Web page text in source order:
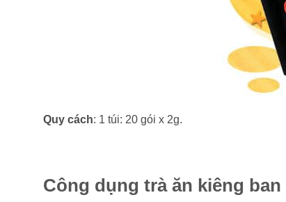
Quy cách: 1 túi: 20 gói x 2g.
Công dụng trà ăn kiêng